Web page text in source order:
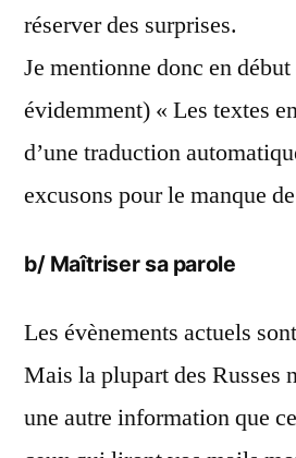
réserver des surprises.
Je mentionne donc en
évidemment) « Les textes
d’une traduction
excusons pour le manque
b/ Maîtriser sa parole
Les évènements actuels
Mais la plupart des Russes
une autre information que